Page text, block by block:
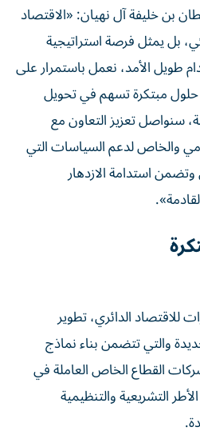
بن خليفة آل نهيان: «الاقتصاد
بل يمثل فرصة استراتيجية
طويل الأمد، نعمل باستمرار على
حلول مبتكرة تسهم في تحويل
سنواصل تعزيز التعاون مع
والخاص لدعم السياسات التي
استدامة الازدهار
الدائري، تطوير
والتي تتضمن بناء نماذج
القطاع الخاص العاملة في
التشريعية والتنظيمية